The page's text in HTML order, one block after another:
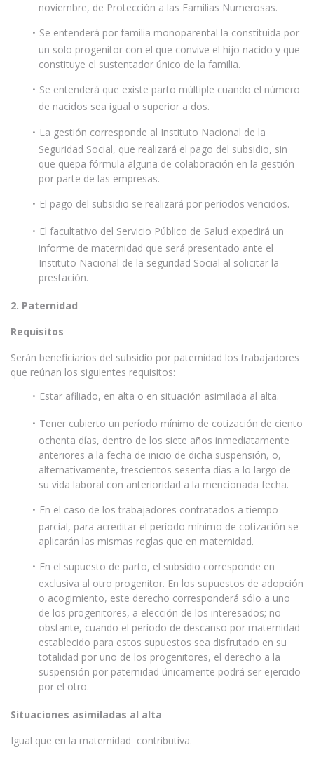
noviembre, de Protección a las Familias Numerosas.
Se entenderá por familia monoparental la constituida por
un solo progenitor con el que convive el hijo nacido y que
constituye el sustentador único de la familia.
Se entenderá que existe parto múltiple cuando el número
de nacidos sea igual o superior a dos.
La gestión corresponde al Instituto Nacional de la
Seguridad Social, que realizará el pago del subsidio, sin
que quepa fórmula alguna de colaboración en la gestión
por parte de las empresas.
El pago del subsidio se realizará por períodos vencidos.
El facultativo del Servicio Público de Salud expedirá un
informe de maternidad que será presentado ante el
Instituto Nacional de la seguridad Social al solicitar la
prestación.
2. Paternidad
Requisitos
Serán beneficiarios del subsidio por paternidad los trabajadores
que reúnan los siguientes requisitos:
Estar afiliado, en alta o en situación asimilada al alta.
Tener cubierto un período mínimo de cotización de ciento
ochenta días, dentro de los siete años inmediatamente
anteriores a la fecha de inicio de dicha suspensión, o,
alternativamente, trescientos sesenta días a lo largo de
su vida laboral con anterioridad a la mencionada fecha.
En el caso de los trabajadores contratados a tiempo
parcial, para acreditar el período mínimo de cotización se
aplicarán las mismas reglas que en maternidad.
En el supuesto de parto, el subsidio corresponde en
exclusiva al otro progenitor. En los supuestos de adopción
o acogimiento, este derecho corresponderá sólo a uno
de los progenitores, a elección de los interesados; no
obstante, cuando el período de descanso por maternidad
establecido para estos supuestos sea disfrutado en su
totalidad por uno de los progenitores, el derecho a la
suspensión por paternidad únicamente podrá ser ejercido
por el otro.
Situaciones asimiladas al alta
Igual que en la maternidad contributiva.